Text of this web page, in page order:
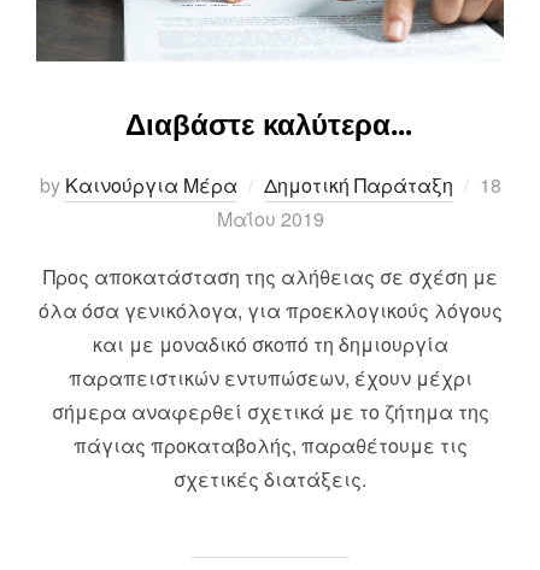
Διαβάστε καλύτερα…
by Καινούργια Μέρα Δημοτική Παράταξη
Posted
18
Μαΐου 2019
Προς αποκατάσταση της αλήθειας σε σχέση με
όλα όσα γενικόλογα, για προεκλογικούς λόγους
και με μοναδικό σκοπό τη δημιουργία
παραπειστικών εντυπώσεων, έχουν μέχρι
σήμερα αναφερθεί σχετικά με το ζήτημα της
πάγιας προκαταβολής, παραθέτουμε τις
σχετικές διατάξεις.